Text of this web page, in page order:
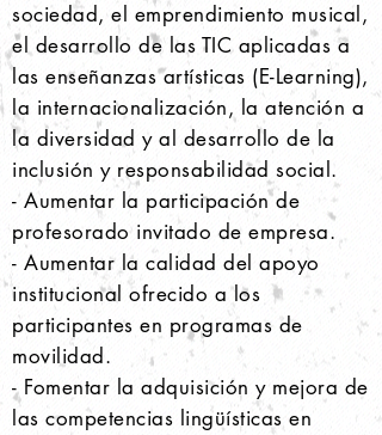
sociedad, el emprendimiento musical,
el desarrollo de las TIC aplicadas a
las enseñanzas artísticas (E-Learning),
la internacionalización, la atención a
la diversidad y al desarrollo de la
inclusión y responsabilidad social.
- Aumentar la participación de
profesorado invitado de empresa.
- Aumentar la calidad del apoyo
institucional ofrecido a los
participantes en programas de
movilidad.
- Fomentar la adquisición y mejora de
las competencias lingüísticas en